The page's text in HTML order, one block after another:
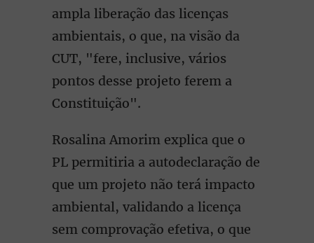
ampla liberação das licenças
ambientais, o que, na visão da
CUT, "fere, inclusive, vários
pontos desse projeto ferem a
Constituição".
Rosalina Amorim explica que o
PL permitiria a autodeclaração de
que um projeto não terá impacto
ambiental, validando a licença
sem comprovação efetiva, o que